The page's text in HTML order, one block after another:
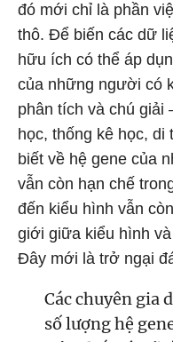
đó mới chỉ là phần
thô. Để biến các dữ
hữu ích có thể áp
của những người có
phân tích và chú giải
học, thống kê học, di
biết về hệ gene của
vẫn còn hạn chế
đến kiểu hình vẫn
giới giữa kiểu hình
Đây mới là trở ngại
Các chuyên gia
số lượng hệ